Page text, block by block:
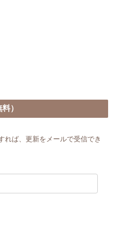
）
れば、更新をメールで受信でき